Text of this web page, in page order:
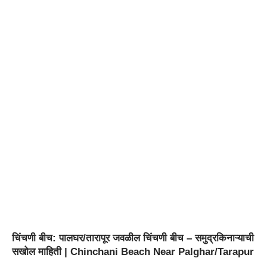
चिंचणी बीच: पालघर/तारापूर जवळील चिंचणी बीच – समुद्रकिनाऱ्याची
सखोल माहिती | Chinchani Beach Near Palghar/Tarapur